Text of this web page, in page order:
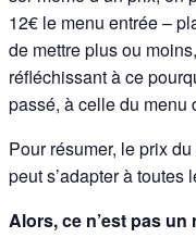
12€ le menu entrée –
de mettre plus ou
réfléchissant à ce
passé, à celle du menu
Pour résumer, le prix
peut s’adapter à toutes
Alors, ce n’est pas